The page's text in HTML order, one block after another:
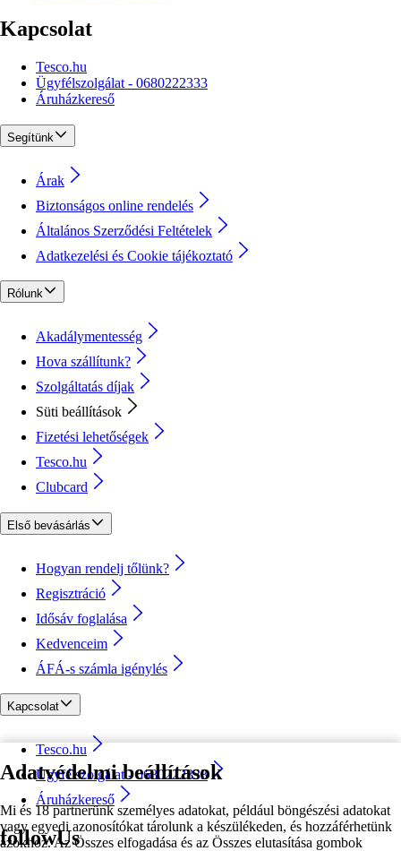
Adatvédelmi beállítások
Mi és 18 partnerünk személyes adatokat, például böngészési adatokat
vagy egyedi azonosítókat tárolunk a készülékeden, és hozzáférhetünk
azokhoz. Az Összes elfogadása és az Összes elutasítása gombok
Kapcsolat
Tesco.hu
Ügyfélszolgálat - 0680222333
Áruházkereső
Segítünk
Árak
Biztonságos online rendelés
Általános Szerződési Feltételek
Adatkezelési és Cookie tájékoztató
Rólunk
Akadálymentesség
Hova szállítunk?
Szolgáltatás díjak
Süti beállítások
Fizetési lehetőségek
Tesco.hu
Clubcard
Első bevásárlás
Hogyan rendelj tőlünk?
Regisztráció
Idősáv foglalása
Kedvenceim
ÁFÁ-s számla igénylés
Kapcsolat
Tesco.hu
Ügyfélszolgálat - 0680222333
Áruházkereső
followUs